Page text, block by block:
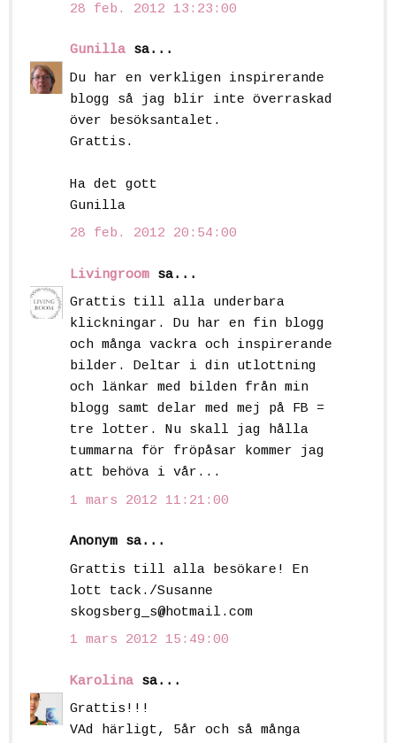
28 feb. 2012 13:23:00
Gunilla sa...
Du har en verkligen inspirerande
blogg så jag blir inte överraskad
över besöksantalet.
Grattis.
Ha det gott
Gunilla
28 feb. 2012 20:54:00
Livingroom sa...
Grattis till alla underbara
klickningar. Du har en fin blogg
och många vackra och inspirerande
bilder. Deltar i din utlottning
och länkar med bilden från min
blogg samt delar med mej på FB =
tre lotter. Nu skall jag hålla
tummarna för fröpåsar kommer jag
att behöva i vår...
1 mars 2012 11:21:00
Anonym sa...
Grattis till alla besökare! En
lott tack./Susanne
skogsberg_s@hotmail.com
1 mars 2012 15:49:00
Karolina sa...
Grattis!!!
VAd härligt, 5år och så många